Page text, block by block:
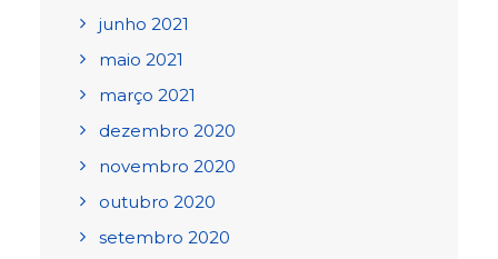
junho 2021
maio 2021
março 2021
dezembro 2020
novembro 2020
outubro 2020
setembro 2020